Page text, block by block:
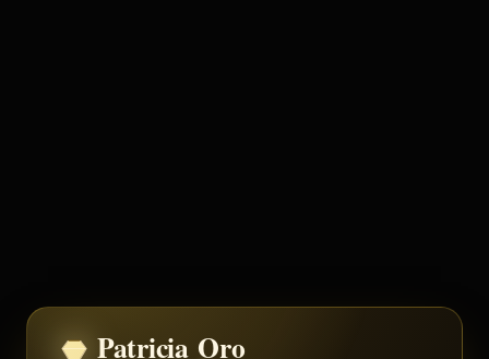
Zenith
Patricia Oro